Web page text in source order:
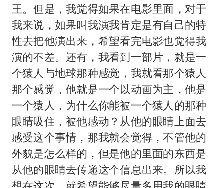
王。但是，我觉得如果在电影里面，对于
我来说，如果叫我演我肯定是有自己的特
性去把他演出来，希望看完电影也觉得我
演的不差。还有，我看到一部片，就是一
个猿人与地球那种感觉，我就看那个猿人
那个感觉，他就是一个以动画为主，他是
一个猿人，为什么你能被一个猿人的那种
眼睛吸住，被他感动？从他的眼睛上面去
感受这个事情，那我就会觉得，不管他的
外貌是怎么样的，但是他的里面的东西是
从他的眼睛去传递这个信息出来。所以我